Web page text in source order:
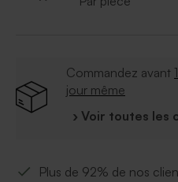
Commandez avant
jour même
› Voir toutes les
Plus de 92% de nos